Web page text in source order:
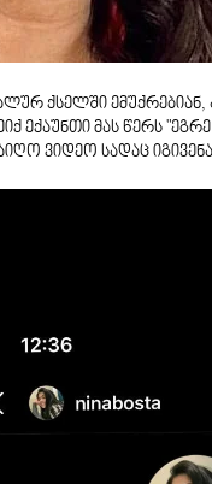
ქსელში ემუქრებიან,
ექაუნთი მას წერს
ვიდეო სადაც